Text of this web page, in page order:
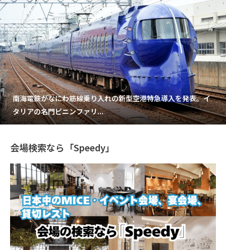
南海電鉄がなにわ筋線乗り入れの新型空港特急導入を発表。イ
タリアの名門ピニンファリ...
会場検索なら「Speedy」